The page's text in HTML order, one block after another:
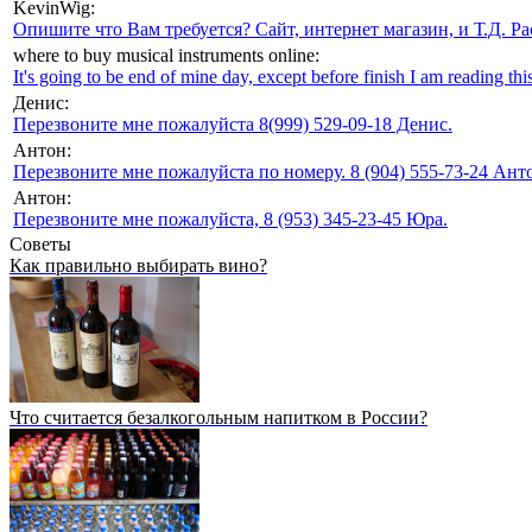
KevinWig:
Опишите что Вам требуется? Сайт, интернет магазин, и Т.Д.
where to buy musical instruments online:
It's going to be end of mine day, except before finish I am reading
Денис:
Перезвоните мне пожалуйста 8(999) 529-09-18 Денис.
Антон:
Перезвоните мне пожалуйста по номеру. 8 (904) 555-73-24
Антон:
Перезвоните мне пожалуйста, 8 (953) 345-23-45 Юра.
Советы
Как правильно выбирать вино?
Что считается безалкогольным напитком в России?